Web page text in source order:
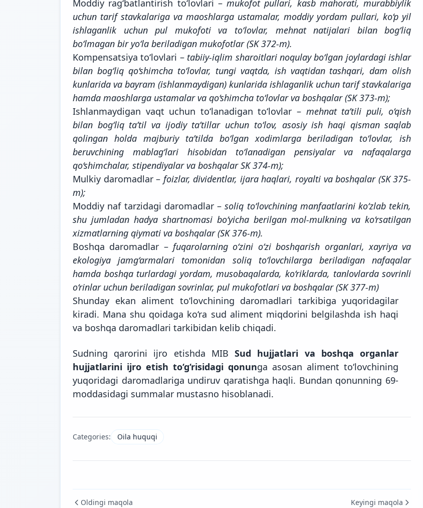
Moddiy rag‘batlantirish to‘lovlari –mukofot pullari, kasb mahorati, murabbiylik
uchun tarif stavkalariga va maoshlarga ustamalar, moddiy yordam pullari, ko‘p yil
ishlaganlik uchun pul mukofoti va to‘lovlar, mehnat natijalari bilan bog‘liq
bo‘lmagan bir yo‘la beriladigan mukofotlar (SK 372-m).
Kompensatsiya to‘lovlari – tabiiy-iqlim sharoitlari noqulay bo‘lgan joylardagi ishlar
bilan bog‘liq qo‘shimcha to‘lovlar, tungi vaqtda, ish vaqtidan tashqari, dam olish
kunlarida va bayram (ishlanmaydigan) kunlarida ishlaganlik uchun tarif stavkalariga
hamda maoshlarga ustamalar va qo‘shimcha to‘lovlar va boshqalar (SK 373-m);
Ishlanmaydigan vaqt uchun to‘lanadigan to‘lovlar – mehnat ta’tili puli, o‘qish
bilan bog‘liq ta’til va ijodiy ta’tillar uchun to‘lov, asosiy ish haqi qisman saqlab
qolingan holda majburiy ta’tilda bo‘lgan xodimlarga beriladigan to‘lovlar, ish
beruvchining mablag‘lari hisobidan to‘lanadigan pensiyalar va nafaqalarga
qo‘shimchalar, stipendiyalar va boshqalar SK 374-m);
Mulkiy daromadlar – foizlar, dividentlar, ijara haqlari, royalti va boshqalar (SK 375-
m);
Moddiy naf tarzidagi daromadlar –soliq to‘lovchining manfaatlarini ko‘zlab tekin,
shu jumladan hadya shartnomasi bo‘yicha berilgan mol-mulkning va ko‘rsatilgan
xizmatlarning qiymati va boshqalar (SK 376-m).
Boshqa daromadlar – fuqarolarning o‘zini o‘zi boshqarish organlari, xayriya va
ekologiya jamg‘armalari tomonidan soliq to‘lovchilarga beriladigan nafaqalar
hamda boshqa turlardagi yordam, musobaqalarda, ko‘riklarda, tanlovlarda sovrinli
o‘rinlar uchun beriladigan sovrinlar, pul mukofotlari va boshqalar (SK 377-m)
Shunday ekan aliment to‘lovchining daromadlari tarkibiga yuqoridagilar
kiradi. Mana shu qoidaga ko‘ra sud aliment miqdorini belgilashda ish haqi
va boshqa daromadlari tarkibidan kelib chiqadi.
Sudning qarorini ijro etishda MIBSud hujjatlari va boshqa organlar
hujjatlarini ijro etish to‘g‘risidagi qonunga asosan aliment to‘lovchining
yuqoridagi daromadlariga undiruv qaratishga haqli. Bundan qonunning 69-
moddasidagi summalar mustasno hisoblanadi.
Categories: Oila huquqi
Oldingi maqola Keyingi maqola